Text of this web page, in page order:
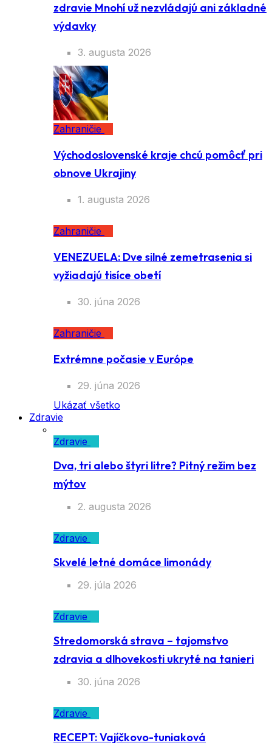
zdravie Mnohí už nezvládajú ani základné
výdavky
3. augusta 2026
Zahraničie
Východoslovenské kraje chcú pomôcť pri
obnove Ukrajiny
1. augusta 2026
Zahraničie
VENEZUELA: Dve silné zemetrasenia si
vyžiadajú tisíce obetí
30. júna 2026
Zahraničie
Extrémne počasie v Európe
29. júna 2026
Ukázať všetko
Zdravie
Zdravie
Dva, tri alebo štyri litre? Pitný režim bez
mýtov
2. augusta 2026
Zdravie
Skvelé letné domáce limonády
29. júla 2026
Zdravie
Stredomorská strava – tajomstvo
zdravia a dlhovekosti ukryté na tanieri
30. júna 2026
Zdravie
RECEPT: Vajíčkovo-tuniaková